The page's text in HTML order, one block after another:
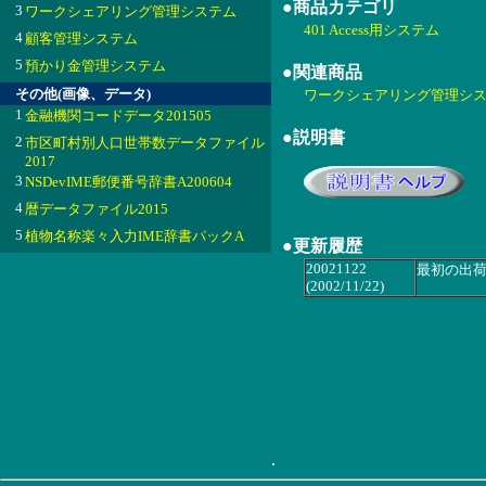
3 ワークシェアリング管理システム
4顧客管理システム
5 預かり金管理システム
その他(画像、データ)
1 金融機関コードデータ201505
2 市区町村別人口世帯数データファイル
2017
3 NSDevIME郵便番号辞書A200604
4暦データファイル2015
5 植物名称楽々入力IME辞書パックA
.
●商品カテゴリ
401 Access用システム
●関連商品
ワークシェアリング管理シ
●説明書
●更新履歴
20021122
(2002/11/22)
最初の出荷